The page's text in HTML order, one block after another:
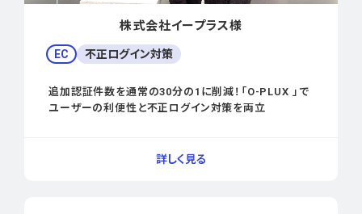
株式会社イープラス様
EC 不正ログイン対策
追加認証件数を通常の30分の1に削減！「O-PLUX 」で
ユーザーの利便性と不正ログイン対策を両立